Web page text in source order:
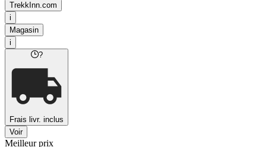
TrekkInn.com
i
Magasin
i
?
Frais livr. inclus
Voir
Meilleur prix